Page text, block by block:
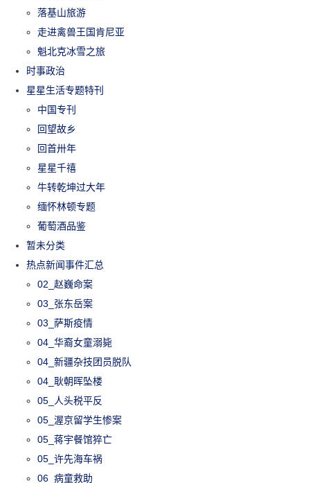
落基山旅游
走进禽兽王国肯尼亚
魁北克冰雪之旅
时事政治
星星生活专题特刊
中国专刊
回望故乡
回首卅年
星星千禧
牛转乾坤过大年
缅怀林顿专题
葡萄酒品鉴
暂未分类
热点新闻事件汇总
02_赵巍命案
03_张东岳案
03_萨斯疫情
04_华裔女童溺毙
04_新疆杂技团员脱队
04_耿朝晖坠楼
05_人头税平反
05_渥京留学生惨案
05_蒋宇餐馆猝亡
05_许先海车祸
06_病童救助